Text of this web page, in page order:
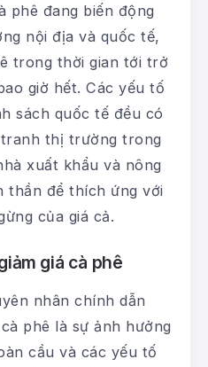
phê đang biến động
nội địa và quốc tế,
trong thời gian tới trở
giờ hết. Các yếu tố
sách quốc tế đều có
thị trường trong
xuất khẩu và nông
thần để thích ứng với
của giá cả.
giá cà phê
nhân chính dẫn
phê là sự ảnh hưởng
cầu và các yếu tố